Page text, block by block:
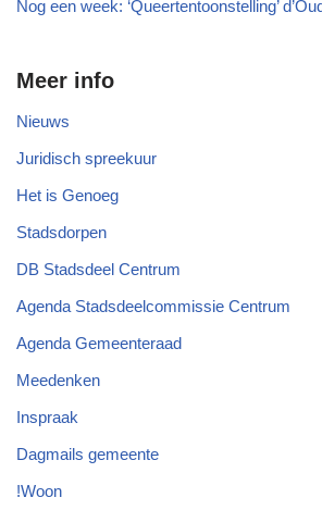
Nog een week: ‘Queertentoonstelling’
Meer info
Nieuws
Juridisch spreekuur
Het is Genoeg
Stadsdorpen
DB Stadsdeel Centrum
Agenda Stadsdeelcommissie Centrum
Agenda Gemeenteraad
Meedenken
Inspraak
Dagmails gemeente
!Woon